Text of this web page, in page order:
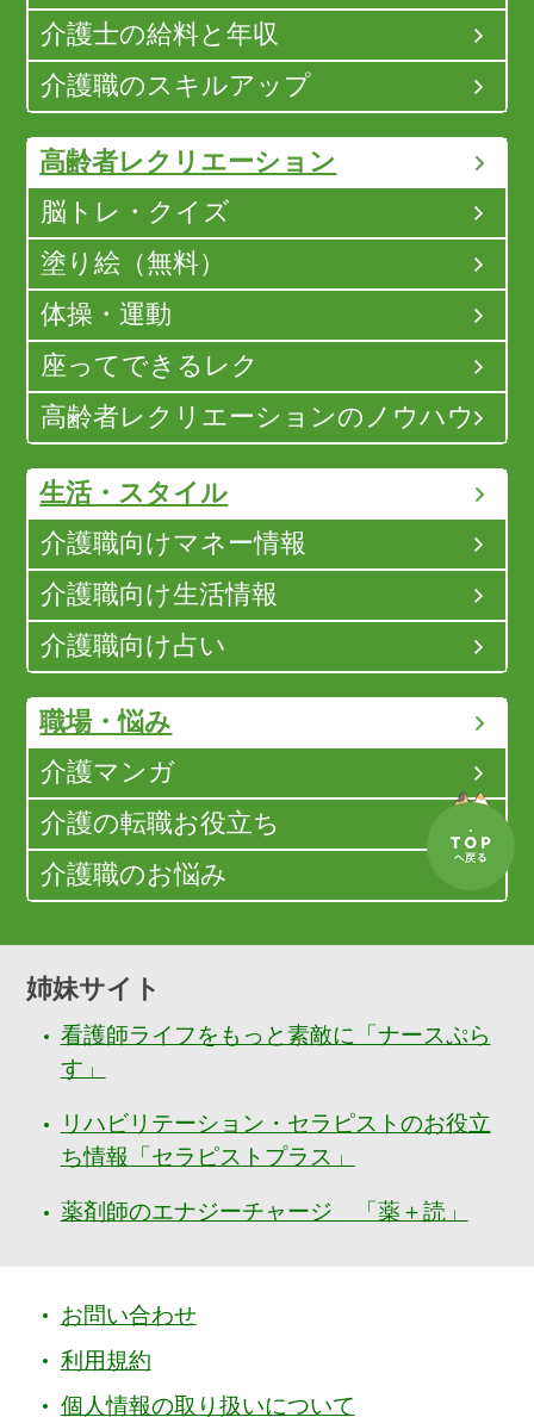
介護士の給料と年収
介護職のスキルアップ
高齢者レクリエーション
脳トレ・クイズ
塗り絵（無料）
体操・運動
座ってできるレク
高齢者レクリエーションのノウハウ
生活・スタイル
介護職向けマネー情報
介護職向け生活情報
介護職向け占い
職場・悩み
介護マンガ
介護の転職お役立ち
介護職のお悩み
姉妹サイト
看護師ライフをもっと素敵に「ナースぷら
す」
リハビリテーション・セラピストのお役立
ち情報「セラピストプラス」
薬剤師のエナジーチャージ 「薬＋読」
お問い合わせ
利用規約
個人情報の取り扱いについて